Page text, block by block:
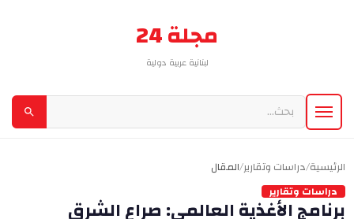
مجلة 24
لبنانية عربية دولية
الرئيسية/دراسات وتقارير/المقال
دراسات وتقارير
برنامج الأغذية العالمي: صراع الشرق